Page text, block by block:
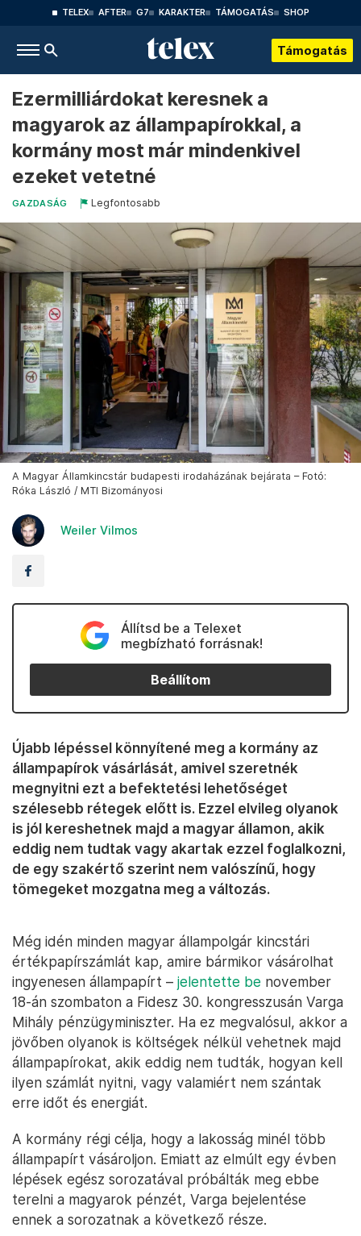
TELEX AFTER G7 KARAKTER TÁMOGATÁS SHOP
Támogatás
Ezermilliárdokat keresnek a
magyarok az állampapírokkal, a
kormány most már mindenkivel
ezeket vetetné
GAZDASÁG Legfontosabb
A Magyar Államkincstár budapesti irodaházának bejárata – Fotó:
Róka László / MTI Bizományosi
Weiler Vilmos
Állítsd be a Telexet
megbízható forrásnak!
Beállítom
Újabb lépéssel könnyítené meg a kormány az
állampapírok vásárlását, amivel szeretnék
megnyitni ezt a befektetési lehetőséget
szélesebb rétegek előtt is. Ezzel elvileg olyanok
is jól kereshetnek majd a magyar államon, akik
eddig nem tudtak vagy akartak ezzel foglalkozni,
de egy szakértő szerint nem valószínű, hogy
tömegeket mozgatna meg a változás.
Még idén minden magyar állampolgár kincstári
értékpapírszámlát kap, amire bármikor vásárolhat
ingyenesen állampapírt – jelentette be november
18-án szombaton a Fidesz 30. kongresszusán Varga
Mihály pénzügyminiszter. Ha ez megvalósul, akkor a
jövőben olyanok is költségek nélkül vehetnek majd
állampapírokat, akik eddig nem tudták, hogyan kell
ilyen számlát nyitni, vagy valamiért nem szántak
erre időt és energiát.
A kormány régi célja, hogy a lakosság minél több
állampapírt vásároljon. Emiatt az elmúlt egy évben
lépések egész sorozatával próbálták meg ebbe
terelni a magyarok pénzét, Varga bejelentése
ennek a sorozatnak a következő része.